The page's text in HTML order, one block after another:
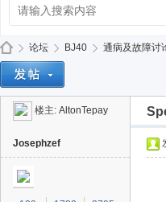
»
论坛
›
BJ40
›
通病及故障讨
楼主: AltonTepay
Josephzef